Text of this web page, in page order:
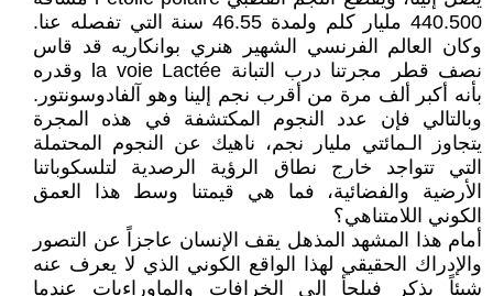
440.500 مليار كلم ولمدة 46.55 سنة التي تفصله عنا.
وكان العالم الفرنسي الشهير هنري بوانكاريه قد قاس
نصف قطر مجرتنا درب التبانة la voie Lactée وقدره
بأنه أكبر ألف مرة من أقرب نجم إلينا وهو آلفادوسونتور.
وبالتالي فإن عدد النجوم المكتشفة في هذه المجرة
يتجاوز الـمائتي مليار نجم، ناهيك عن النجوم المحتملة
التي تتواجد خارج نطاق الرؤية الرصدية لتلسكوباتنا
الأرضية والفضائية، فما هي قيمتنا وسط هذا العمق
الكوني اللامتناهي؟
أمام هذا المشهد المذهل يقف الإنسان عاجزاً عن التصور
والإدراك الحقيقي لهذا الواقع الكوني الذي لا يعرف عنه
شيئاً يذكر فيلجأ إلى الخرافات والماوراءيات عندما